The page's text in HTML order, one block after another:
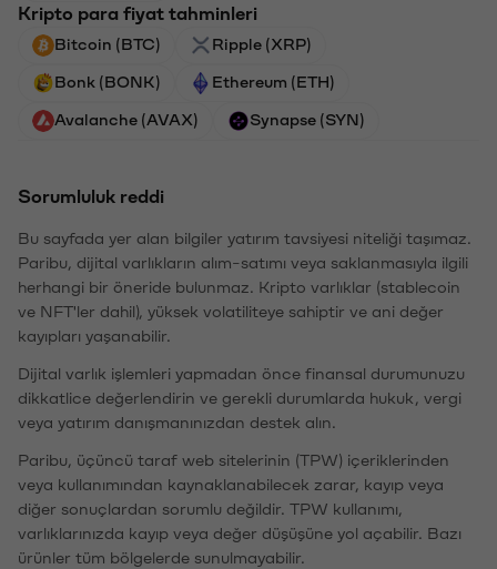
Kripto para fiyat tahminleri
Bitcoin (BTC) Ripple (XRP)
Bonk (BONK) Ethereum (ETH)
Avalanche (AVAX) Synapse (SYN)
Sorumluluk reddi
Bu sayfada yer alan bilgiler yatırım tavsiyesi niteliği taşımaz.
Paribu, dijital varlıkların alım-satımı veya saklanmasıyla ilgili
herhangi bir öneride bulunmaz. Kripto varlıklar (stablecoin
ve NFT'ler dahil), yüksek volatiliteye sahiptir ve ani değer
kayıpları yaşanabilir.
Dijital varlık işlemleri yapmadan önce finansal durumunuzu
dikkatlice değerlendirin ve gerekli durumlarda hukuk, vergi
veya yatırım danışmanınızdan destek alın.
Paribu, üçüncü taraf web sitelerinin (TPW) içeriklerinden
veya kullanımından kaynaklanabilecek zarar, kayıp veya
diğer sonuçlardan sorumlu değildir. TPW kullanımı,
varlıklarınızda kayıp veya değer düşüşüne yol açabilir. Bazı
ürünler tüm bölgelerde sunulmayabilir.